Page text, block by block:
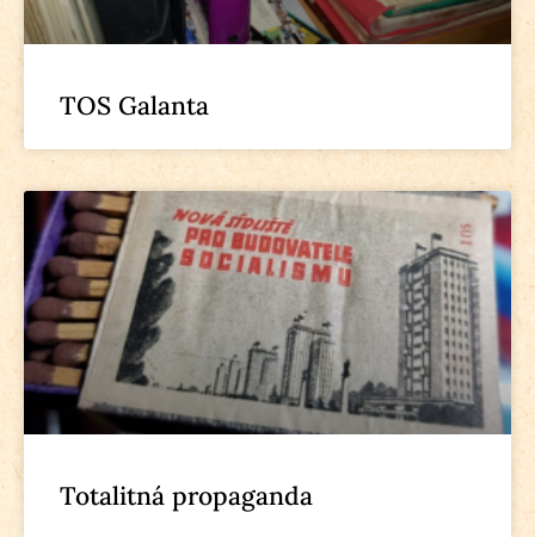
TOS Galanta
Totalitná propaganda